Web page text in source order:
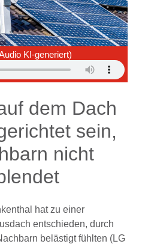
KI-generiert)
dem Dach
sein,
nicht
hat zu einer
entschieden, durch
belästigt fühlten (LG